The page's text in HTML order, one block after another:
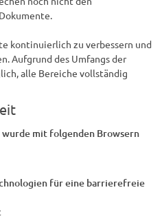
kontinuierlich zu verbessern und
Aufgrund des Umfangs der
alle Bereiche vollständig
mit folgenden Browsern
für eine barrierefreie